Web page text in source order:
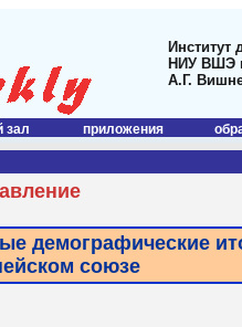
Институт
НИУ ВШЭ
А.Г.
зал приложения
демографические
союзе